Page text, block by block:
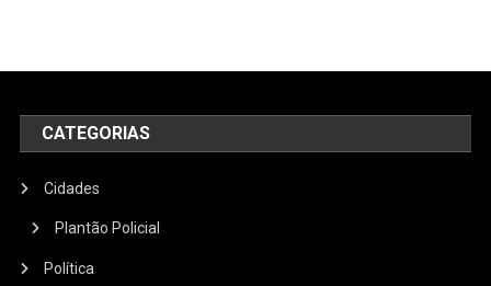
CATEGORIAS
Cidades
Plantão Policial
Política